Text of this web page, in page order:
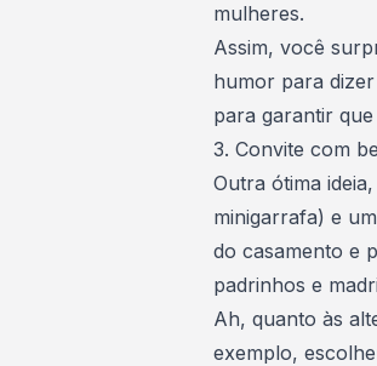
mulheres.
Assim, você
humor para
para garantir
3. Convite com
Outra ótima
minigarrafa) e
do casamento e
padrinhos e
Ah, quanto às
exemplo,